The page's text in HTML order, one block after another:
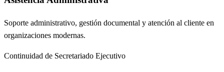
Soporte administrativo, gestión documental y atención al cliente en
organizaciones modernas.
Continuidad de Secretariado Ejecutivo